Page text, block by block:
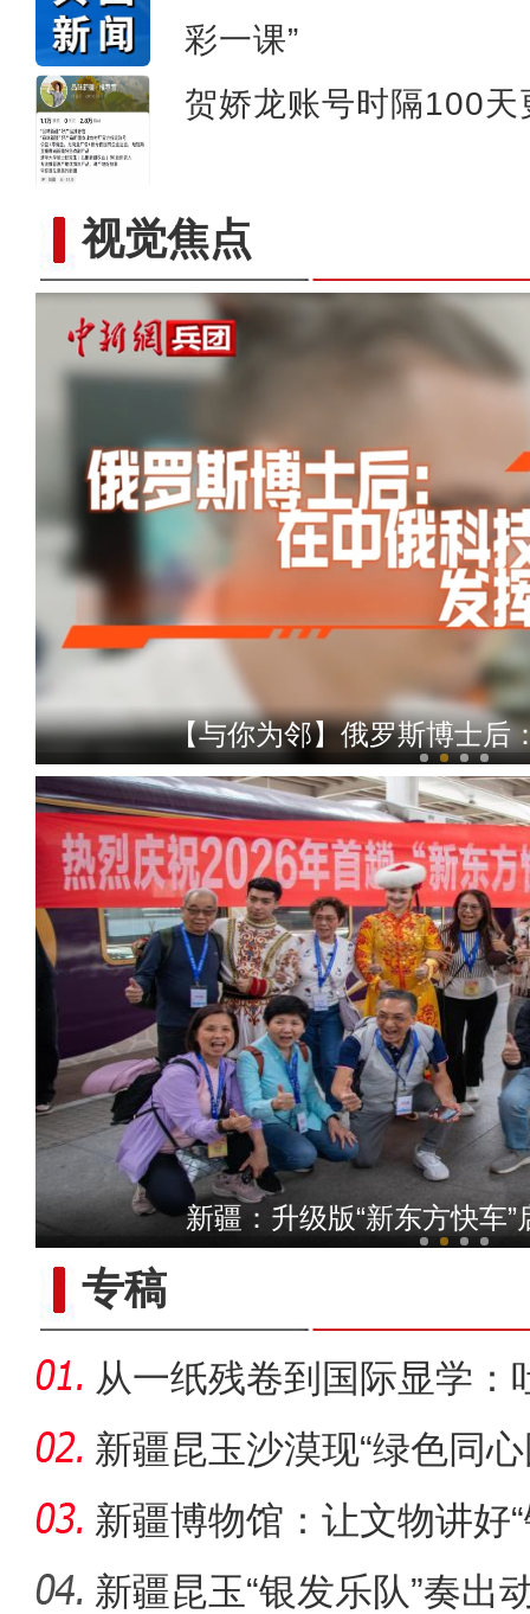
彩一课”
贺娇龙账号时隔100
视觉焦点以“阅读+文旅+非遗+农技”
【与你为邻】俄罗斯博士后
【与你为邻】新疆水
新疆：升级版“新东方快车
专稿
从一纸残卷到国际显学：
出“冷门”
新疆昆玉沙漠现“绿色同
生态
新疆博物馆：让文物讲好
新疆昆玉“银发乐队”奏出